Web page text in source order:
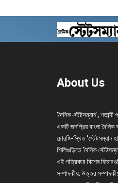
About Us
'দৈনিক স্টেটসম্যান',
একটি জনপ্রিয় বাংলা
চৌরঙ্গি-স্থিত
শিলিগুড়িতে 'দৈনিক
এই পত্রিকার বিশেষ
সম্পাদকীয়, উত্তর